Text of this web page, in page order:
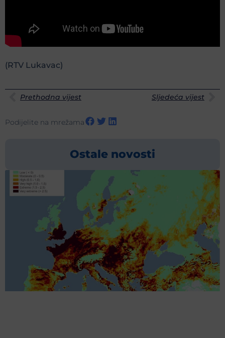
(RTV Lukavac)
Prethodna vijest Sljedeća vijest
Podijelite na mrežama
Ostale novosti